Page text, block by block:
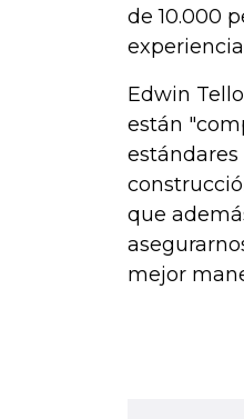
de 10.000
Edwin
están
que
mejor